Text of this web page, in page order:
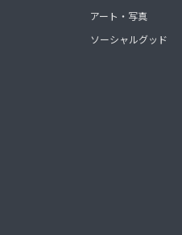
アート・写真
ソーシャルグッド